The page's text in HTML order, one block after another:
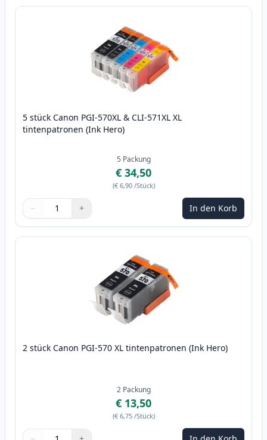
5 stück Canon PGI-570XL & CLI-571XL XL
tintenpatronen (Ink Hero)
5 Packung
€ 34,50
(€ 6,90 /Stück)
Menge
Verwenden Sie die Tasten, um anzupassen
− +
Menge 1 In den Korb
2 stück Canon PGI-570 XL tintenpatronen (Ink Hero)
2 Packung
€ 13,50
(€ 6,75 /Stück)